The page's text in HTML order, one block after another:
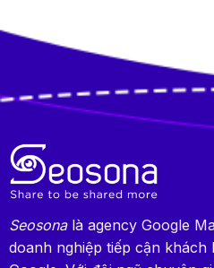
Seosonalà agency Google
doanh nghiệp tiếp cận khách